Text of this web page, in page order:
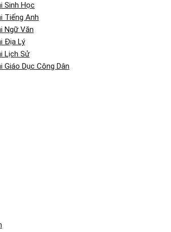
Sinh Học
Tiếng Anh
Ngữ Văn
Địa Lý
Lịch Sử
Giáo Dục Công Dân